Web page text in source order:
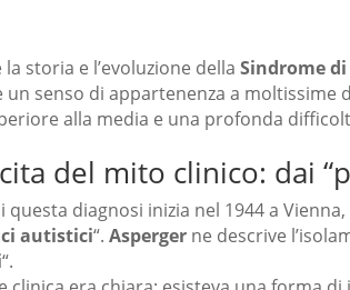
la storia e l’evoluzione della Sindrome
un senso di appartenenza a moltissime
alla media e una profonda
del mito clinico: dai
questa diagnosi inizia nel 1944 a
autistici“. Asperger ne descrive
“.